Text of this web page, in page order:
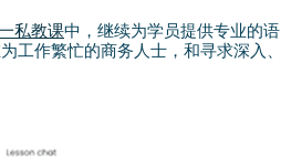
私教课中，继续为学员提供专业的语
工作繁忙的商务人士，和寻求深入、